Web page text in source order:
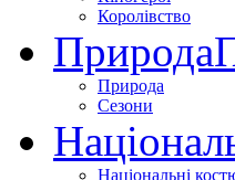
Королівство
Природа
Природа
Сезони
Національні